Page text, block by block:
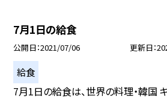
7月1日の給食
公開日 2021/07/06 更新日
給食
7月1日の給食は、世界の料理・韓国